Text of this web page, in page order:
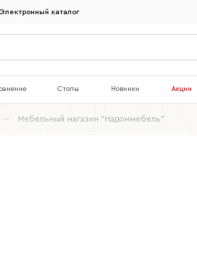
Электронный каталог
Столы Новинки Акции
Мебельный магазин “Надоммебель”